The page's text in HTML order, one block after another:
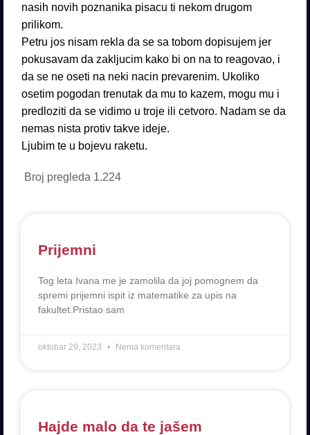
nasih novih poznanika pisacu ti nekom drugom
prilikom.
Petru jos nisam rekla da se sa tobom dopisujem jer
pokusavam da zakljucim kako bi on na to reagovao, i
da se ne oseti na neki nacin prevarenim. Ukoliko
osetim pogodan trenutak da mu to kazem, mogu mu i
predloziti da se vidimo u troje ili cetvoro. Nadam se da
nemas nista protiv takve ideje.
Ljubim te u bojevu raketu.
Broj pregleda 1.224
Prijemni
Tog leta Ivana me je zamolila da joj pomognem da
spremi prijemni ispit iz matematike za upis na
fakultet.Pristao sam
oktobar 29, 2023 Nema komentara
Hajde malo da te jašem